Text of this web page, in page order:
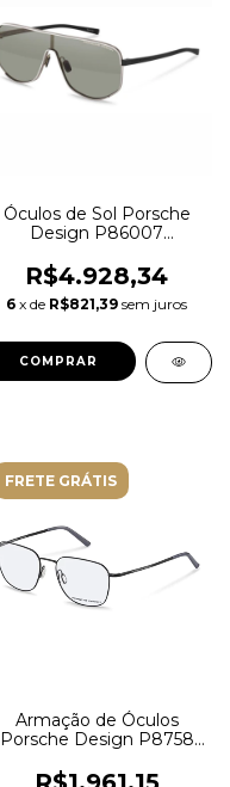
Óculos de Sol Porsche
Design P86007
R$4.928,34
6 x de R$821,39 sem juros
FRETE GRÁTIS
Armação de Óculos
Porsche Design P8758